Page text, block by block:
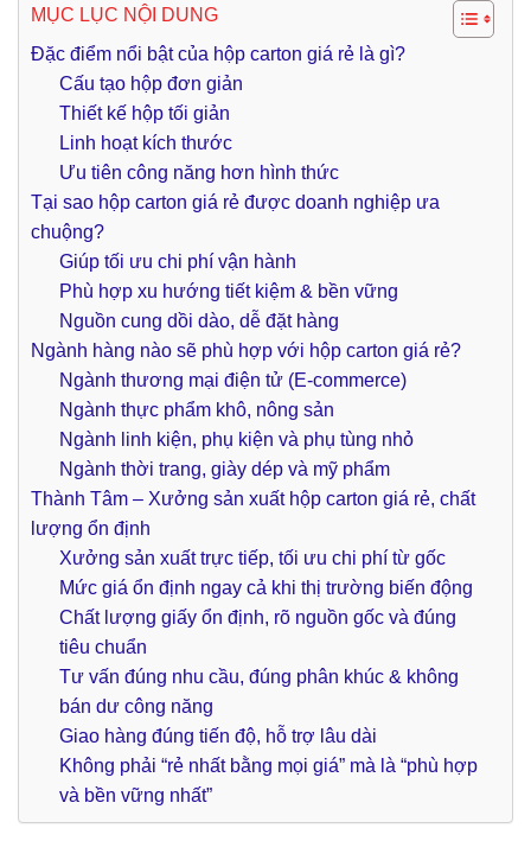
MỤC LỤC NỘI DUNG
Đặc điểm nổi bật của hộp carton giá rẻ là gì?
Cấu tạo hộp đơn giản
Thiết kế hộp tối giản
Linh hoạt kích thước
Ưu tiên công năng hơn hình thức
Tại sao hộp carton giá rẻ được doanh nghiệp ưa
chuộng?
Giúp tối ưu chi phí vận hành
Phù hợp xu hướng tiết kiệm & bền vững
Nguồn cung dồi dào, dễ đặt hàng
Ngành hàng nào sẽ phù hợp với hộp carton giá rẻ?
Ngành thương mại điện tử (E-commerce)
Ngành thực phẩm khô, nông sản
Ngành linh kiện, phụ kiện và phụ tùng nhỏ
Ngành thời trang, giày dép và mỹ phẩm
Thành Tâm – Xưởng sản xuất hộp carton giá rẻ, chất
lượng ổn định
Xưởng sản xuất trực tiếp, tối ưu chi phí từ gốc
Mức giá ổn định ngay cả khi thị trường biến động
Chất lượng giấy ổn định, rõ nguồn gốc và đúng
tiêu chuẩn
Tư vấn đúng nhu cầu, đúng phân khúc & không
bán dư công năng
Giao hàng đúng tiến độ, hỗ trợ lâu dài
Không phải “rẻ nhất bằng mọi giá” mà là “phù hợp
và bền vững nhất”